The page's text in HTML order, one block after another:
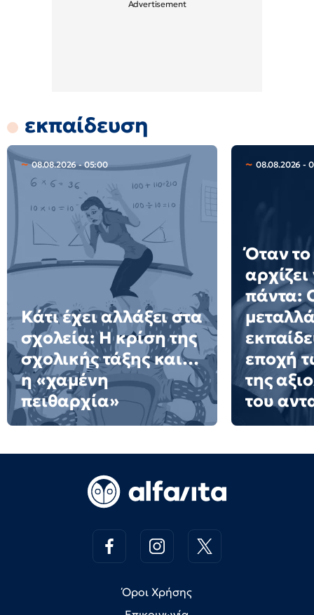
εκπαίδευση
08.08.2026 - 05:00
Κάτι έχει αλλάξει στα
σχολεία: H κρίση της
σχολικής τάξης και…
η «χαμένη
πειθαρχία»
08.08.2026 -
Όταν το
πάντα:
εποχή
της
του
Όροι Χρήσης